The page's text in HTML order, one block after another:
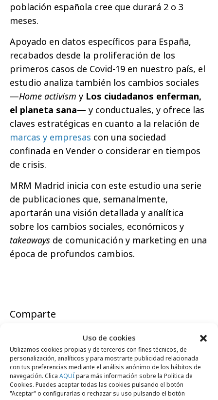
Uso de cookies
Utilizamos cookies propias y de terceros con fines técnicos, de
personalización, analíticos y para mostrarte publicidad relacionada
con tus preferencias mediante el análisis anónimo de los hábitos de
navegación. Clica AQUÍpara más información sobre la Política de
Cookies. Puedes aceptar todas las cookies pulsando el botón
"Aceptar" o configurarlas o rechazar su uso pulsando el botón
población española cree que durará 2 o 3
meses.
Apoyado en datos específicos para España,
recabados desde la proliferación de los
primeros casos de Covid-19 en nuestro país, el
estudio analiza también los cambios sociales
—Home activism y Los ciudadanos enferman,
el planeta sana— y conductuales, y ofrece las
claves estratégicas en cuanto a la relación de
marcas y empresas con una sociedad
confinada en Vender o considerar en tiempos
de crisis.
MRM Madrid inicia con este estudio una serie
de publicaciones que, semanalmente,
aportarán una visión detallada y analítica
sobre los cambios sociales, económicos y
takeaways de comunicación y marketing en una
época de profundos cambios.
Comparte
Noticias Relacionadas